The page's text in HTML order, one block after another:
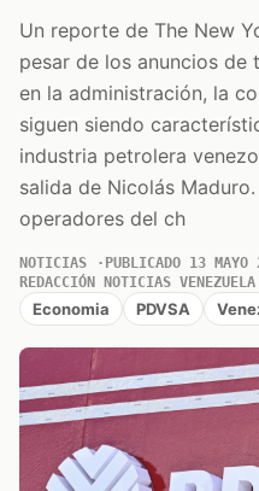
Un reporte de The New
pesar de los anuncios de
en la administración, la
siguen siendo
industria petrolera
salida de Nicolás
operadores del ch
NOTICIAS PUBLICADO 13 MAYO
REDACCIÓN NOTICIAS VENEZUELA
Economia PDVSA